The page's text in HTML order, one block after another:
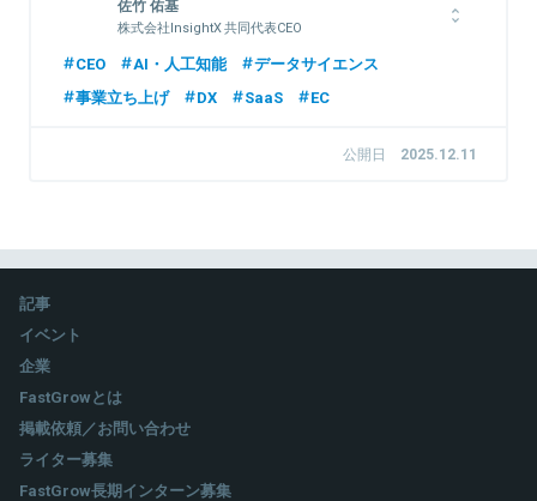
アンド・カンパニーに入社。全社成長戦略やNPS改善などを経
験。2021年に株式会社InsightXを共同創業。
株式会社InsightX 共同代表CEO
東京大学経済学部卒業。2017年、ベイン・アンド・カンパニー
などのプロジェクトを経験。2021年、株式会社InsightXを共同
CEO AI・人工知能
データサイエンス
事業立ち上げ
DX SaaS EC
公開日 2025.12.11
記事
イベント
企業
FastGrowとは
掲載依頼／お問い合わせ
ライター募集
FastGrow長期インターン募集